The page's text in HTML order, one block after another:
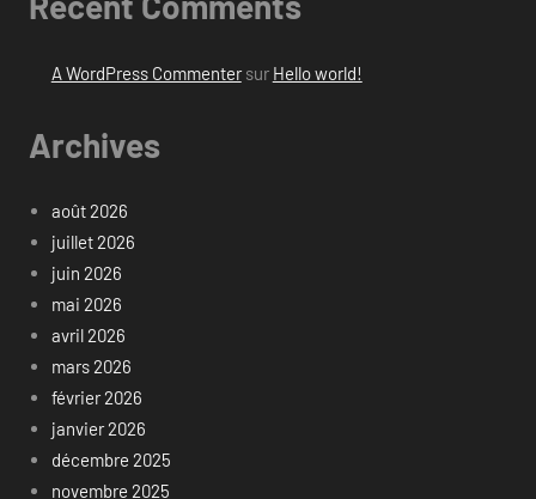
A WordPress Commentersur Hello world!
Archives
août 2026
juillet 2026
juin 2026
mai 2026
avril 2026
mars 2026
février 2026
janvier 2026
décembre 2025
novembre 2025